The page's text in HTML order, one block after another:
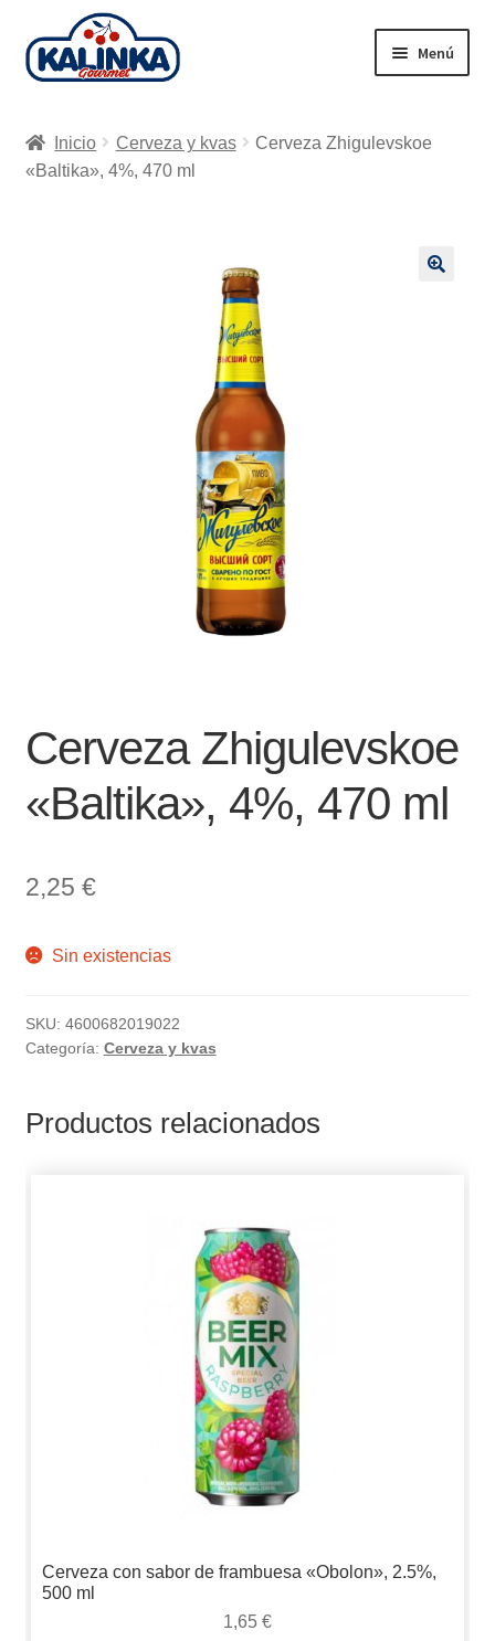
Ir
a
Ir
al
Menú
Tienda en línea
Inicio Cerveza y kvas
Cerveza Zhigulevskoe
«Baltika», 4%, 470 ml
Cerveza Zhigulevskoe
«Baltika», 4%, 470 ml
2,25 €
Sin existencias
SKU: 4600682019022
Categoría: Cerveza y kvas
Productos relacionados
Cerveza con sabor de frambuesa «Obolon», 2.5%,
500 ml
1,65 €